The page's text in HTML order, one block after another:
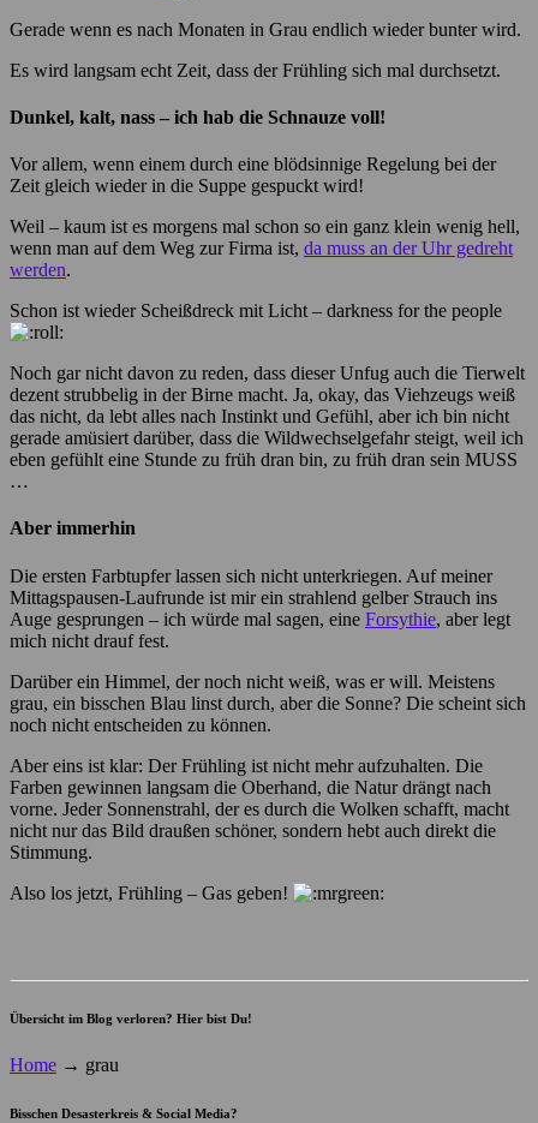
Gerade wenn es nach Monaten in Grau endlich wieder bunter wird.
Es wird langsam echt Zeit, dass der Frühling sich mal durchsetzt.
Dunkel, kalt, nass – ich hab die Schnauze voll!
Vor allem, wenn einem durch eine blödsinnige Regelung bei der
Zeit gleich wieder in die Suppe gespuckt wird!
Weil – kaum ist es morgens mal schon so ein ganz klein wenig hell,
wenn man auf dem Weg zur Firma ist, da muss an der Uhr gedreht
werden.
Schon ist wieder Scheißdreck mit Licht – darkness for the people
Noch gar nicht davon zu reden, dass dieser Unfug auch die Tierwelt
dezent strubbelig in der Birne macht. Ja, okay, das Viehzeugs weiß
das nicht, da lebt alles nach Instinkt und Gefühl, aber ich bin nicht
gerade amüsiert darüber, dass die Wildwechselgefahr steigt, weil ich
eben gefühlt eine Stunde zu früh dran bin, zu früh dran sein MUSS
…
Aber immerhin
Die ersten Farbtupfer lassen sich nicht unterkriegen. Auf meiner
Mittagspausen-Laufrunde ist mir ein strahlend gelber Strauch ins
Auge gesprungen – ich würde mal sagen, eine Forsythie, aber legt
mich nicht drauf fest.
Darüber ein Himmel, der noch nicht weiß, was er will. Meistens
grau, ein bisschen Blau linst durch, aber die Sonne? Die scheint sich
noch nicht entscheiden zu können.
Aber eins ist klar: Der Frühling ist nicht mehr aufzuhalten. Die
Farben gewinnen langsam die Oberhand, die Natur drängt nach
vorne. Jeder Sonnenstrahl, der es durch die Wolken schafft, macht
nicht nur das Bild draußen schöner, sondern hebt auch direkt die
Stimmung.
Also los jetzt, Frühling – Gas geben!
Übersicht im Blog verloren? Hier bist Du!
Home → grau
Bisschen Desasterkreis & Social Media?